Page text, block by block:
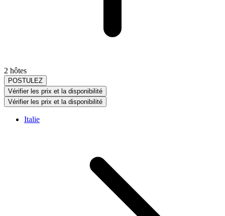
2 hôtes
POSTULEZ
Vérifier les prix et la disponibilité
Vérifier les prix et la disponibilité
Italie